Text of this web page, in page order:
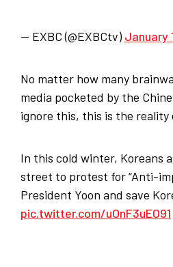
— EXBC (@EXBCtv) January
No matter how many
media pocketed by the
ignore this, this is the reality
In this cold winter, Koreans
street to protest for “Anti-
President Yoon and save
pic.twitter.com/uOnF3uEO91